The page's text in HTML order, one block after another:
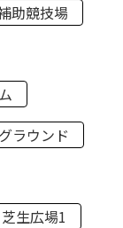
助競技場
ラウンド
芝生広場1